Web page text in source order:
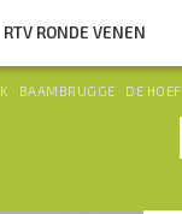
RTV RONDE VENEN
· BAAMBRUGGE · DE HOEF